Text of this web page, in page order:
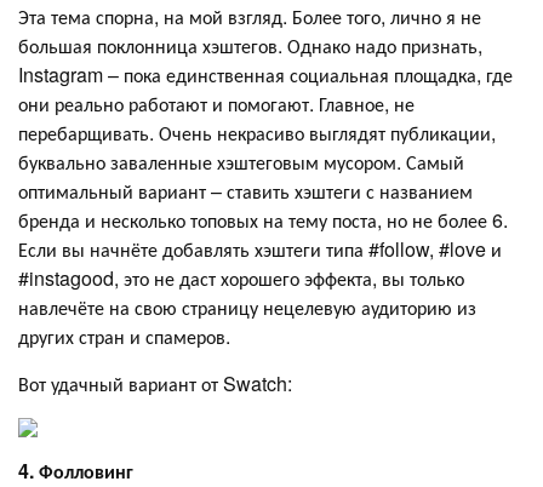
Эта тема спорна, на мой взгляд. Более того, лично я не
большая поклонница хэштегов. Однако надо признать,
Instagram – пока единственная социальная площадка, где
они реально работают и помогают. Главное, не
перебарщивать. Очень некрасиво выглядят публикации,
буквально заваленные хэштеговым мусором. Самый
оптимальный вариант – ставить хэштеги с названием
бренда и несколько топовых на тему поста, но не более 6.
Если вы начнёте добавлять хэштеги типа #follow, #love и
#instagood, это не даст хорошего эффекта, вы только
навлечёте на свою страницу нецелевую аудиторию из
других стран и спамеров.
Вот удачный вариант от Swatch:
4. Фолловинг